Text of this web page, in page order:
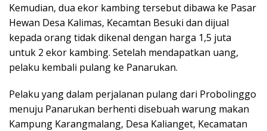
Kemudian, dua ekor kambing tersebut dibawa ke Pasar
Hewan Desa Kalimas, Kecamtan Besuki dan dijual
kepada orang tidak dikenal dengan harga 1,5 juta
untuk 2 ekor kambing. Setelah mendapatkan uang,
pelaku kembali pulang ke Panarukan.
Pelaku yang dalam perjalanan pulang dari Probolinggo
menuju Panarukan berhenti disebuah warung makan
Kampung Karangmalang, Desa Kalianget, Kecamatan